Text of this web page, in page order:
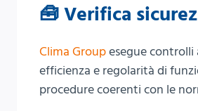
🧰 Verifica
Clima Groupesegue controlli
efficienza e regolarità di
procedure coerenti con le